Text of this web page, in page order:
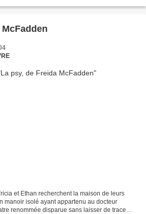
et Ethan recherchent la maison de leurs
manoir isolé ayant appartenu au docteur
renommée disparue sans laisser de trace